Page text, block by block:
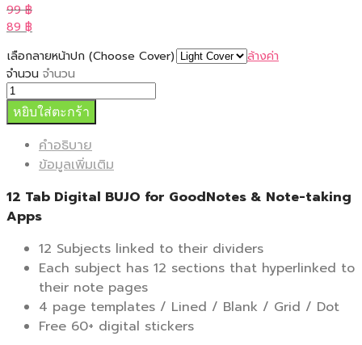
99฿
89 ฿
เลือกลายหน้าปก (Choose Cover)
ล้างค่า
จำนวน จำนวน
หยิบใส่ตะกร้า
คำอธิบาย
ข้อมูลเพิ่มเติม
12 Tab Digital BUJO for GoodNotes & Note-taking
Apps
12 Subjects linked to their dividers
Each subject has 12 sections that hyperlinked to
their note pages
4 page templates / Lined / Blank / Grid / Dot
Free 60+ digital stickers